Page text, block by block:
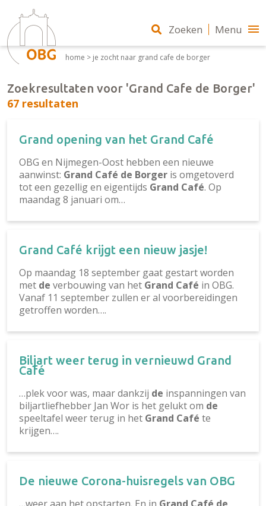
home > je zocht naar grand cafe de borger
Zoekresultaten voor 'Grand Cafe de Borger'
67 resultaten
Grand opening van het Grand Café
OBG en Nijmegen-Oost hebben een nieuwe
aanwinst: Grand Café de Borger is omgetoverd
tot een gezellig en eigentijds Grand Café. Op
maandag 8 januari om…
Grand Café krijgt een nieuw jasje!
Op maandag 18 september gaat gestart worden
met de verbouwing van het Grand Café in OBG.
Vanaf 11 september zullen er al voorbereidingen
getroffen worden….
Biljart weer terug in vernieuwd Grand
Café
…plek voor was, maar dankzij de inspanningen van
biljartliefhebber Jan Wor is het gelukt om de
speeltafel weer terug in het Grand Café te
krijgen….
De nieuwe Corona-huisregels van OBG
Zoeken Menu